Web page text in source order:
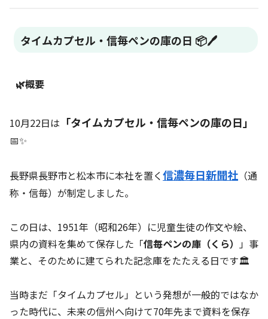
タイムカプセル・信毎ペンの庫の日 📦🖊️
🌿概要
10月22日は 「タイムカプセル・信毎ペンの庫の日」
📅✨
長野県長野市と松本市に本社を置く信濃毎日新聞社 （通
称・信毎）が制定しました。
この日は、1951年（昭和26年）に児童生徒の作文や絵、
県内の資料を集めて保存した「信毎ペンの庫（くら） 」事
業と、そのために建てられた記念庫をたたえる日です🏛️
当時まだ「タイムカプセル」という発想が一般的ではなか
った時代に、未来の信州へ向けて70年先まで資料を保存